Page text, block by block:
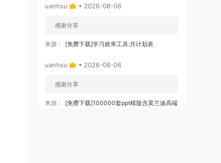
uanhsu • 2026-08-06
感谢分享
来源： [免费下载]学习效率工具:月计划表
uanhsu • 2026-08-06
感谢分享
来源：
[免费下载]100000套ppt模版含莫兰迪高端